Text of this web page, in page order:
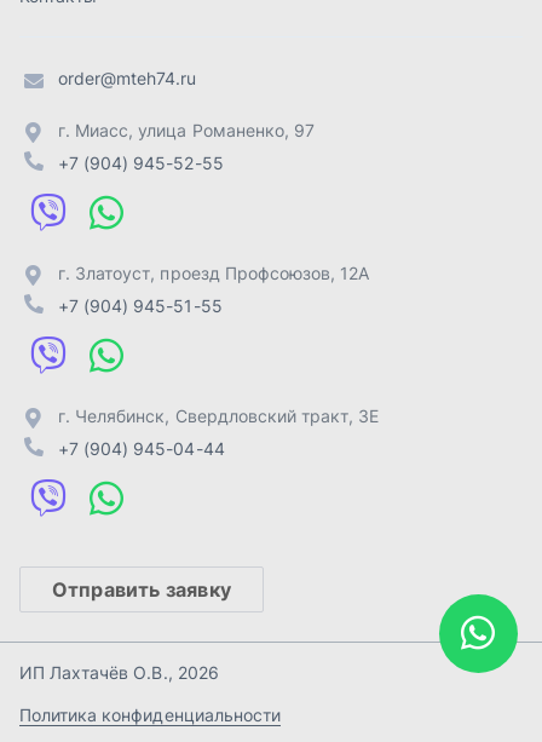
г. Челябинск
+7 (904) 945-04-44
Отправить заявку
ИП Лахтачёв О.В.
Разработка -